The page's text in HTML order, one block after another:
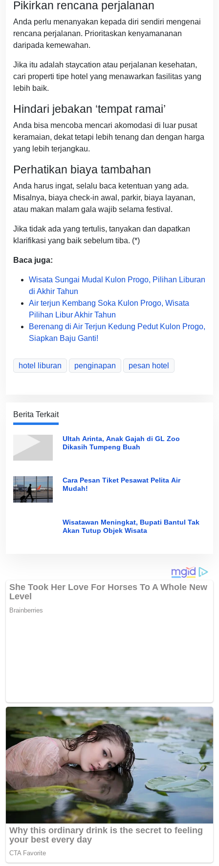
Pikirkan rencana perjalanan
Anda perlu menanyakan kepada diri sendiri mengenai
rencana perjalanan. Prioritaskan kenyamananan
daripada kemewahan.
Jika itu adalah staycation atau perjalanan kesehatan,
cari properti tipe hotel yang menawarkan fasilitas yang
lebih baik.
Hindari jebakan ‘tempat ramai’
Anda bisa mencoba mencari akomodasi di luar pusat
keramaian, dekat tetapi lebih tenang dan dengan harga
yang lebih terjangkau.
Perhatikan biaya tambahan
Anda harus ingat, selalu baca ketentuan yang ada.
Misalnya, biaya check-in awal, parkir, biaya layanan,
atau makan malam gala wajib selama festival.
Jika tidak ada yang tertulis, tanyakan dan dapatkan
klarifikasi yang baik sebelum tiba. (*)
Baca juga:
Wisata Sungai Mudal Kulon Progo, Pilihan Liburan
di Akhir Tahun
Air terjun Kembang Soka Kulon Progo, Wisata
Pilihan Libur Akhir Tahun
Berenang di Air Terjun Kedung Pedut Kulon Progo,
Siapkan Baju Ganti!
hotel liburan penginapan pesan hotel
Berita Terkait
Ultah Arinta, Anak Gajah di GL Zoo
Dikasih Tumpeng Buah
Cara Pesan Tiket Pesawat Pelita Air
Mudah!
Wisatawan Meningkat, Bupati Bantul Tak
Akan Tutup Objek Wisata